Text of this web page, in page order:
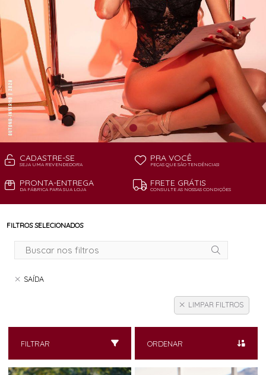
CADASTRE-SE
SEJA UMA REVENDEDORA
PRA VOCÊ
PEÇAS QUE SÃO TENDÊNCIAS!
PRONTA-ENTREGA
DA FÁBRICA PARA SUA LOJA
FRETE GRÁTIS
CONSULTE AS NOSSAS CONDIÇÕES
FILTROS SELECIONADOS
SAÍDA
LIMPAR FILTROS
FILTRAR ORDENAR